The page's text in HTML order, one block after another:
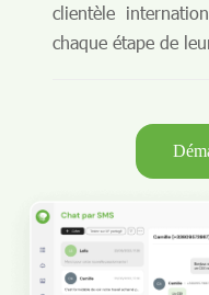
clientèle
chaque étape de